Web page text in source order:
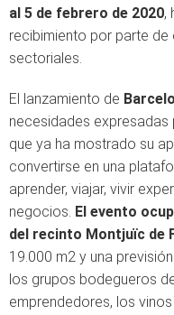
al 5 de febrero de 2020,
recibimiento por parte
sectoriales.
El lanzamiento de
necesidades
que ya ha mostrado su
convertirse en una
aprender, viajar, vivir
negocios. El evento
del recinto Montjuïc de
19.000 m2 y una
los grupos bodegueros
emprendedores, los vinos